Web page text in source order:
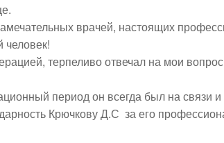
врачей, настоящих
человек!
терпеливо отвечал на мои
период он всегда был на связи
Крючкову Д.С  за его